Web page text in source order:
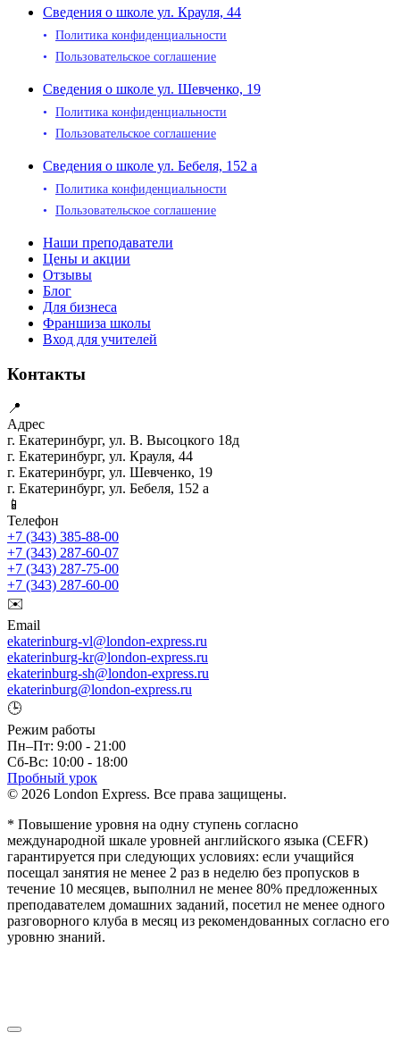
Сведения о школе ул. Крауля, 44
Политика конфиденциальности
Пользовательское соглашение
Сведения о школе ул. Шевченко, 19
Политика конфиденциальности
Пользовательское соглашение
Сведения о школе ул. Бебеля, 152 а
Политика конфиденциальности
Пользовательское соглашение
Наши преподаватели
Цены и акции
Отзывы
Блог
Для бизнеса
Франшиза школы
Вход для учителей
Контакты
📍
Адрес
г. Екатеринбург, ул. В. Высоцкого 18д
г. Екатеринбург, ул. Крауля, 44
г. Екатеринбург, ул. Шевченко, 19
г. Екатеринбург, ул. Бебеля, 152 а
📱
Телефон
+7 (343) 385-88-00
+7 (343) 287-60-07
+7 (343) 287-75-00
+7 (343) 287-60-00
✉️
Email
ekaterinburg-vl@london-express.ru
ekaterinburg-kr@london-express.ru
ekaterinburg-sh@london-express.ru
ekaterinburg@london-express.ru
🕒
Режим работы
Пн–Пт: 9:00 - 21:00
Сб-Вс: 10:00 - 18:00
Пробный урок
© 2026 London Express. Все права защищены.
* Повышение уровня на одну ступень согласно
международной шкале уровней английского языка (CEFR)
гарантируется при следующих условиях: если учащийся
посещал занятия не менее 2 раз в неделю без пропусков в
течение 10 месяцев, выполнил не менее 80% предложенных
преподавателем домашних заданий, посетил не менее одного
разговорного клуба в месяц из рекомендованных согласно его
уровню знаний.